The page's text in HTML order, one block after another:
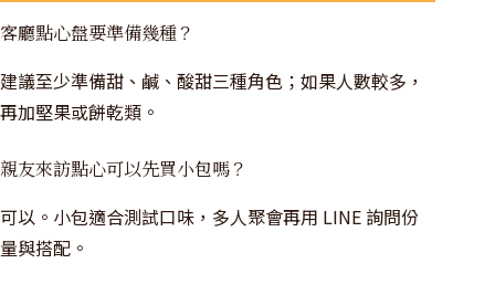
客廳點心盤要準備幾種？
建議至少準備甜、鹹、酸甜三種角色；如果人數較多，
再加堅果或餅乾類。
親友來訪點心可以先買小包嗎？
可以。小包適合測試口味，多人聚會再用 LINE 詢問份
量與搭配。